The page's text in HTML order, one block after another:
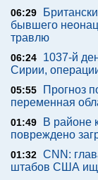
06:29
бывшего
травлю
06:24
1037-й
Сирии,
05:55
Прогноз
переменная
01:49
В районе
повреждено
01:32 CNN:
штабов США